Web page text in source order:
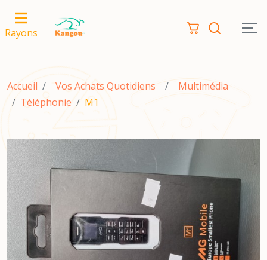
Rayons
Accueil Vos Achats Quotidiens
Multimédia
Téléphonie
M1